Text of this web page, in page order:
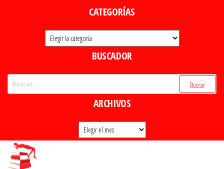
CATEGORÍAS
Categorías
BUSCADOR
ARCHIVOS
Archivos